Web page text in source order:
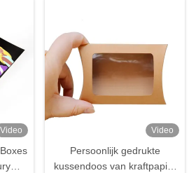
Video Video
Persoonlijk gedrukte
kussendoos van kraftpapier